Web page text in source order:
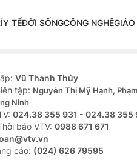
Y TẾĐỜI SỐNGCÔNG NGHỆGIÁO
Vũ Thanh Thủy
tập: Nguyễn Thị Mỹ Hạnh,
Ninh
024.38 355 931 - 024.38 355
báo VTV: 0988 671 671
cáo: (024) 626 79595